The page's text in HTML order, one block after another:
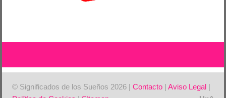
© Significados de los Sueños 2026 |Contacto |Aviso Legal |